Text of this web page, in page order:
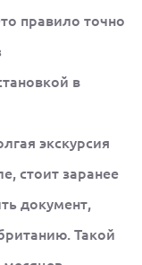
правило точно
в
экскурсия
стоит заранее
документ,
Такой